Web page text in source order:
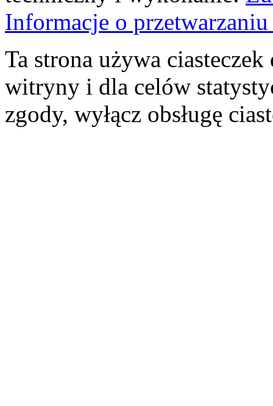
Informacje o
Ta strona używa
witryny i dla celów
zgody, wyłącz obsługę